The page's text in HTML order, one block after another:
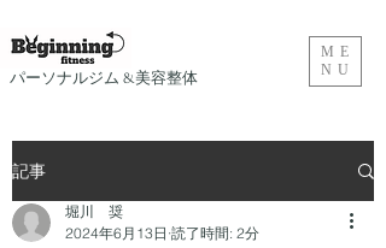
​パーソナルジム &美容整体
ME
NU
記事
堀川 奨
2024年6月13日 読了時間: 2分